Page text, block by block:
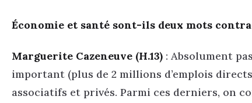
Économie et santé sont-ils deux mots
Marguerite Cazeneuve (H.13) : Absolument
important (plus de 2 millions d’emplois
associatifs et privés. Parmi ces derniers, on